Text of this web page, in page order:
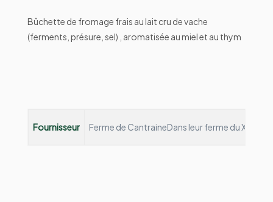
Bûchette de fromage frais au lait cru de vache
(ferments, présure, sel) , aromatisée au miel et au thym
Fournisseur Ferme de CantraineDans leur ferme du